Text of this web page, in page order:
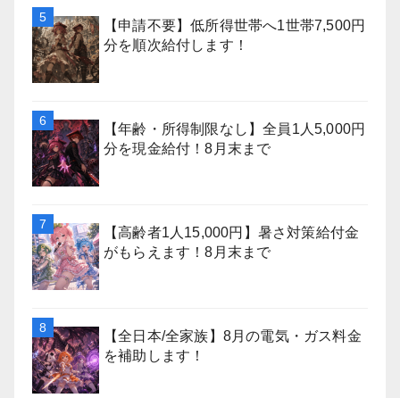
【申請不要】低所得世帯へ1世帯7,500円
分を順次給付します！
【年齢・所得制限なし】全員1人5,000円
分を現金給付！8月末まで
【高齢者1人15,000円】暑さ対策給付金
がもらえます！8月末まで
【全日本/全家族】8月の電気・ガス料金
を補助します！